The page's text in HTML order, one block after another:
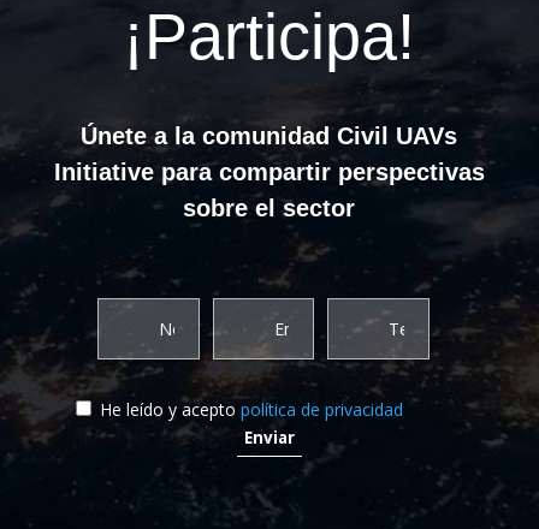
¡Participa!
Únete a la comunidad Civil UAVs
Initiative para compartir perspectivas
sobre el sector
He leído y acepto política de privacidad